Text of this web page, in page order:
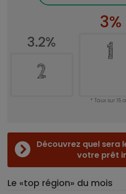
3%
1
3.2%
2
Taux sur 15
Découvrez quel sera
votre prêt
Le «top région» du mois